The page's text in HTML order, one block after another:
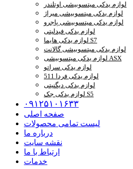
لوازم یدکی میتسوبیشی اوتلندر
لوازم یدکی میتسوبیشی میراژ
لوازم یدکی میتسوبیشی پاجرو
لوازم یدکی فیدلیتی
لوازم یدکی هایما S7
لوازم یدکی میتسوبیشی گالانت
لوازم یدکی میتسوبیشی ASX
لوازم یدکی سراتو
لوازم یدکی فردا 511
لوازم یدکی دیگنیتی
لوازم یدکی جک S5
۰۹۱۲۵۱۰۱۶۳۳
صفحه اصلی
لیست تمامی محصولات
درباره ما
نقشه سایت
ارتباط با ما
خدمات